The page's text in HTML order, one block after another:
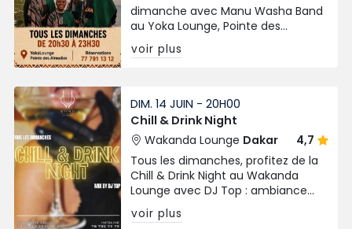
dimanche avec Manu Washa Band
au Yoka Lounge, Pointe des
Almadies. Entrée libre sur
réservation.
voir plus
DIM. 14 JUIN - 20H00
Chill & Drink Night
Wakanda Lounge Dakar
4,7
Tous les dimanches, profitez de la
Chill & Drink Night au Wakanda
Lounge avec DJ Top : ambiance
relax, cocktails et bonne musique à
Dakar.
voir plus